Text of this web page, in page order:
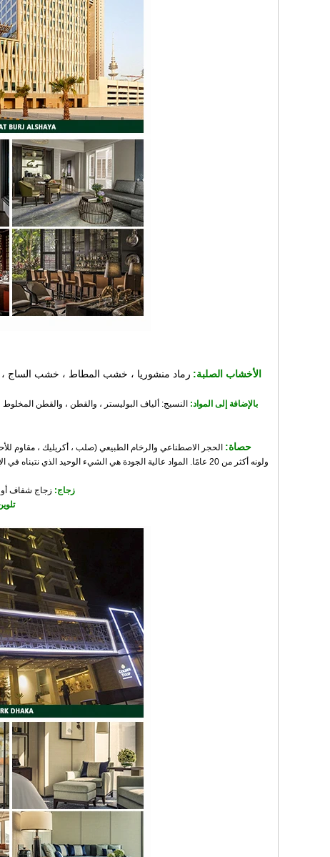
الأخشاب الصلبة: رماد منشوريا ، خشب المطاط ، خشب الساج ،
بالإضافة إلى المواد:
حصاة: الحجر الاصطناعي والرخام الطبيعي (صلب ، أكريليك ، مقاوم
ولونه أكثر من 20 عامًا. المواد عالية الجودة هي الشيء الوحيد
زجاج: زجاج شفاف أو ملون من 5 مم إلى 10 مم ، يتم تلميعه حول الحافة ،